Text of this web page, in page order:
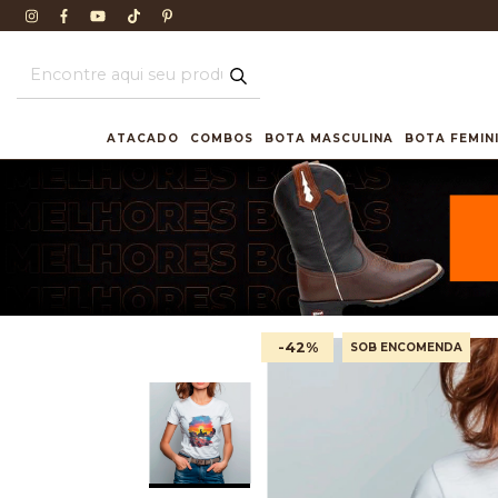
ATACADO COMBOS BOTA MASCULINA BOTA
-42% SOB ENCOMENDA